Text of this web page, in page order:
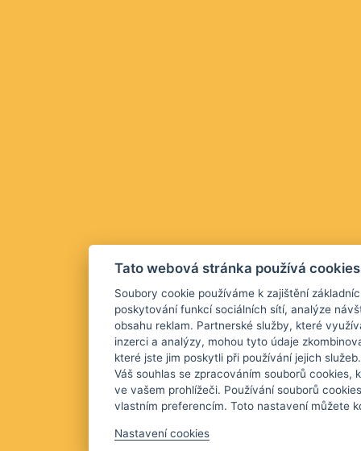
Tato webová stránka používá cookies
Soubory cookie používáme k zajištění
poskytování funkcí sociálních sítí, analýze
obsahu reklam. Partnerské služby, které
inzerci a analýzy, mohou tyto údaje
které jste jim poskytli při používání jejich
Váš souhlas se zpracováním souborů cookies,
ve vašem prohlížeči. Používání souborů
vlastním preferencím. Toto nastavení můžete
Nastavení cookies